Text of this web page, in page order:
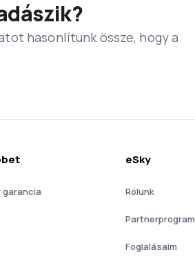
hasonlítunk össze, hogy a
garancia
eSky
Rólunk
Partnerprogram
Foglalásaim